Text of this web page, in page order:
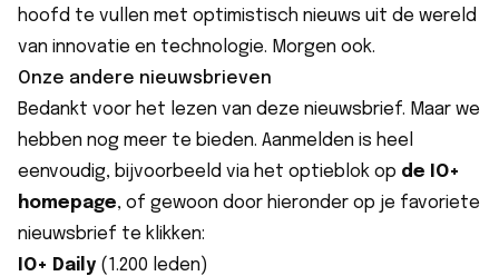
hoofd te vullen met optimistisch nieuws uit de wereld
van innovatie en technologie. Morgen ook.
Onze andere nieuwsbrieven
Bedankt voor het lezen van deze nieuwsbrief. Maar we
hebben nog meer te bieden. Aanmelden is heel
eenvoudig, bijvoorbeeld via het optieblok op de IO+
homepage, of gewoon door hieronder op je favoriete
nieuwsbrief te klikken:
IO+ Daily (1.200 leden)